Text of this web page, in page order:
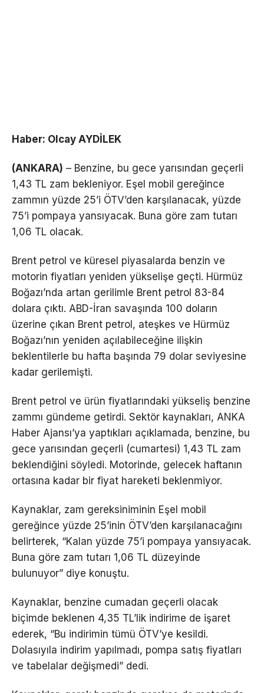
Haber: Olcay AYDİLEK
(ANKARA) – Benzine, bu gece yarısından geçerli
1,43 TL zam bekleniyor. Eşel mobil gereğince
zammın yüzde 25’i ÖTV’den karşılanacak, yüzde
75’i pompaya yansıyacak. Buna göre zam tutarı
1,06 TL olacak.
Brent petrol ve küresel piyasalarda benzin ve
motorin fiyatları yeniden yükselişe geçti. Hürmüz
Boğazı’nda artan gerilimle Brent petrol 83-84
dolara çıktı. ABD-İran savaşında 100 doların
üzerine çıkan Brent petrol, ateşkes ve Hürmüz
Boğazı’nın yeniden açılabileceğine ilişkin
beklentilerle bu hafta başında 79 dolar seviyesine
kadar gerilemişti.
Brent petrol ve ürün fiyatlarındaki yükseliş benzine
zammı gündeme getirdi. Sektör kaynakları, ANKA
Haber Ajansı’ya yaptıkları açıklamada, benzine, bu
gece yarısından geçerli (cumartesi) 1,43 TL zam
beklendiğini söyledi. Motorinde, gelecek haftanın
ortasına kadar bir fiyat hareketi beklenmiyor.
Kaynaklar, zam gereksiniminin Eşel mobil
gereğince yüzde 25’inin ÖTV’den karşılanacağını
belirterek, “Kalan yüzde 75’i pompaya yansıyacak.
Buna göre zam tutarı 1,06 TL düzeyinde
bulunuyor” diye konuştu.
Kaynaklar, benzine cumadan geçerli olacak
biçimde beklenen 4,35 TL’lik indirime de işaret
ederek, “Bu indirimin tümü ÖTV’ye kesildi.
Dolasıyıla indirim yapılmadı, pompa satış fiyatları
ve tabelalar değişmedi” dedi.